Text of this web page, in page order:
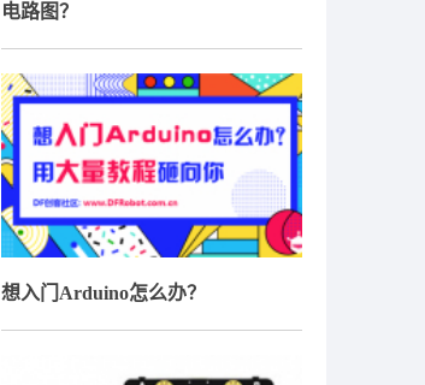
电路图？
想入门Arduino怎么办？